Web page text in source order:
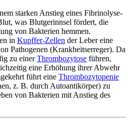
starken Anstieg eines Fibrinolyse-
was Blutgerinnsel fördert, die
von Bakterien hemmen.
in Kupffer-Zellen der Leber eine
Pathogenen (Krankheitserreger). Da
zu einerThrombozytose führen,
eine Erhöhung ihrer Abwehr
führt eine Thrombozytopenie
z. B. durch Autoantikörper) zu
von Bakterien mit Anstieg des